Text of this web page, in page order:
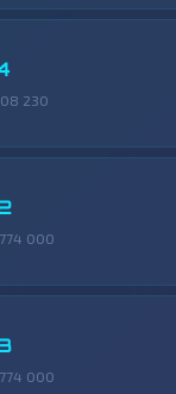
230
000
000